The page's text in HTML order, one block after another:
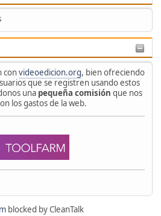
convideoedicion.org, bien ofreciendo
que se registren usando estos
una pequeña comisión que nos
los gastos de la web.
blocked by CleanTalk